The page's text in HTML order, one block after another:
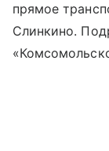
прямое
Слинкино.